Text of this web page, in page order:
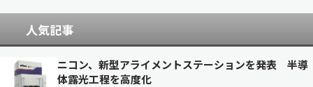
人気記事
ニコン、新型アライメントステーションを発表 半導
体露光工程を高度化